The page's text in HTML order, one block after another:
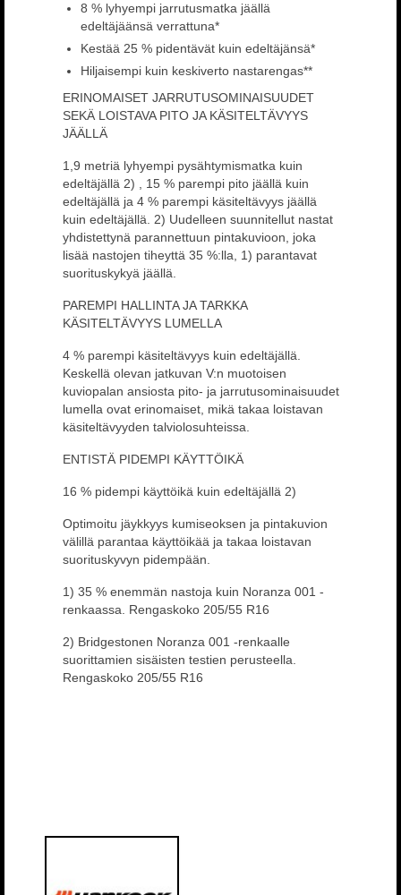
8 % lyhyempi jarrutusmatka jäällä
edeltäjäänsä verrattuna*
Kestää 25 % pidentävät kuin edeltäjänsä*
Hiljaisempi kuin keskiverto nastarengas**
ERINOMAISET JARRUTUSOMINAISUUDET
SEKÄ LOISTAVA PITO JA KÄSITELTÄVYYS
JÄÄLLÄ
1,9 metriä lyhyempi pysähtymismatka kuin
edeltäjällä 2) , 15 % parempi pito jäällä kuin
edeltäjällä ja 4 % parempi käsiteltävyys jäällä
kuin edeltäjällä. 2) Uudelleen suunnitellut nastat
yhdistettynä parannettuun pintakuvioon, joka
lisää nastojen tiheyttä 35 %:lla, 1) parantavat
suorituskykyä jäällä.
PAREMPI HALLINTA JA TARKKA
KÄSITELTÄVYYS LUMELLA
4 % parempi käsiteltävyys kuin edeltäjällä.
Keskellä olevan jatkuvan V:n muotoisen
kuviopalan ansiosta pito- ja jarrutusominaisuudet
lumella ovat erinomaiset, mikä takaa loistavan
käsiteltävyyden talviolosuhteissa.
ENTISTÄ PIDEMPI KÄYTTÖIKÄ
16 % pidempi käyttöikä kuin edeltäjällä 2)
Optimoitu jäykkyys kumiseoksen ja pintakuvion
välillä parantaa käyttöikää ja takaa loistavan
suorituskyvyn pidempään.
1) 35 % enemmän nastoja kuin Noranza 001 -
renkaassa. Rengaskoko 205/55 R16
2) Bridgestonen Noranza 001 -renkaalle
suorittamien sisäisten testien perusteella.
Rengaskoko 205/55 R16